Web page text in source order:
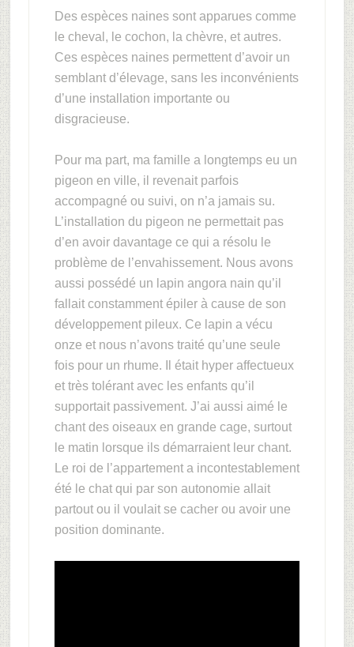
Des espèces naines sont apparues comme
le cheval, le cochon, la chèvre, et autres.
Ces espèces naines permettent d’avoir un
semblant d’élevage, sans les inconvénients
d’une installation importante ou
disgracieuse.
Pour ma part, ma famille a longtemps eu un
pigeon en ville, il revenait parfois
accompagné ou suivi, on n’a jamais su.
L’installation du pigeon ne permettait pas
d’en avoir davantage ce qui a résolu le
problème de l’envahissement. Nous avons
aussi possédé un lapin angora nain qu’il
fallait constamment épiler à cause de son
développement pileux. Ce lapin a vécu
onze et nous n’avons traité qu’une seule
fois pour un rhume. Il était hyper affectueux
et très tolérant avec les enfants qu’il
supportait passivement. J’ai aussi aimé le
chant des oiseaux en grande cage, surtout
le matin lorsque ils démarraient leur chant.
Le roi de l’appartement a incontestablement
été le chat qui par son autonomie allait
partout ou il voulait se cacher ou avoir une
position dominante.